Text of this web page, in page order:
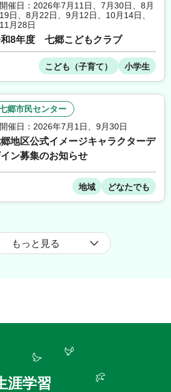
開催日：2026年7月11日
7月30日
8月
19日
8月22日 9月12日 10月14日
11月28日
8年度 七郷こどもクラブ
こども（子育て） 小学生
郷市民センター
開催日：2026年7月1日
9月30日
地区公式イメージキャラクターデ
ン募集のお知らせ
地域 どなたでも
もっと見る
涯学習